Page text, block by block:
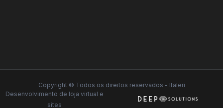
Copyright © Todos os direitos reservados - Italeri
Desenvolvimento de loja virtual e
sites